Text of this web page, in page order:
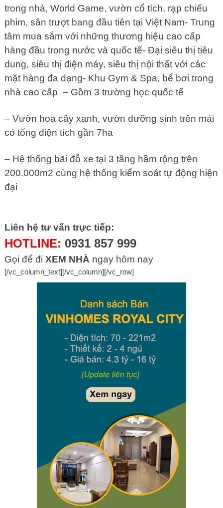
trong nhà, World Game, vườn cổ tích, rạp chiếu
phim, sân trượt bang đầu tiên tại Việt Nam- Trung
tâm mua sắm với những thương hiệu cao cấp
hàng đầu trong nước và quốc tế- Đại siêu thị tiêu
dung, siêu thị điện máy, siêu thị nội thất với các
mặt hàng đa dạng- Khu Gym & Spa, bể bơi trong
nhà cao cấp – Gồm 3 trường học quốc tế
– Vườn hoa cây xanh, vườn dưỡng sinh trên mái
có tổng diện tích gần 7ha
– Hệ thống bãi đỗ xe tại 3 tầng hầm rộng trên
200.000m2 cùng hệ thống kiểm soát tự động hiện
đại
Liên hệ tư vấn trực tiếp:
HOTLINE: 0931 857 999
Gọi để đi XEM NHÀ ngay hôm nay
[/vc_column_text][/vc_column][/vc_row]